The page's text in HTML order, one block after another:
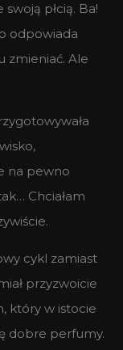
płcią. Ba!
odpowiada
zmieniać. Ale
na pewno
Chciałam
cykl zamiast
przyzwoicie
który w istocie
dobre perfumy.